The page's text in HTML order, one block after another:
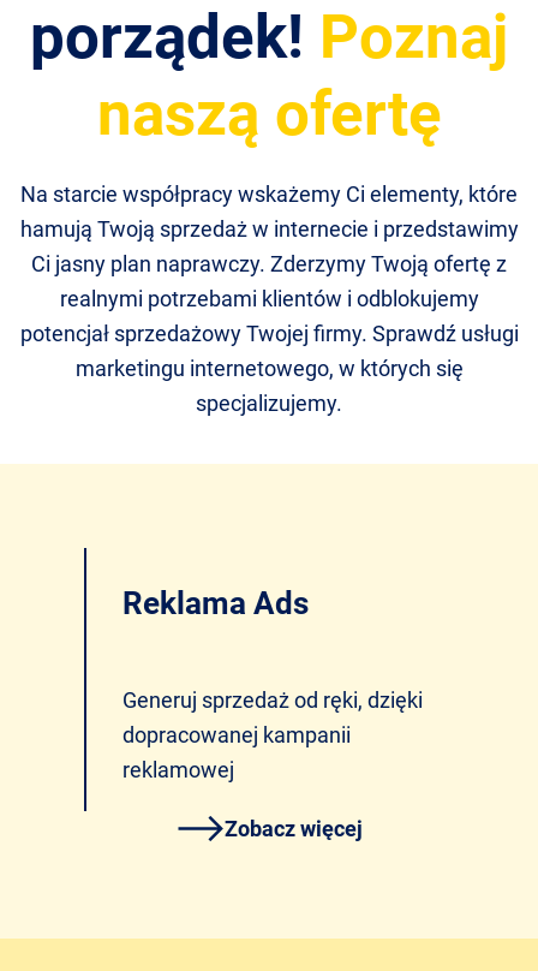
porządek! Poznaj
naszą ofertę
Na starcie współpracy wskażemy Ci elementy, które
hamują Twoją sprzedaż w internecie i przedstawimy
Ci jasny plan naprawczy. Zderzymy Twoją ofertę z
realnymi potrzebami klientów i odblokujemy
potencjał sprzedażowy Twojej firmy. Sprawdź usługi
marketingu internetowego, w których się
specjalizujemy.
Reklama Ads
Generuj sprzedaż od ręki, dzięki
dopracowanej kampanii
reklamowej
Zobacz więcej